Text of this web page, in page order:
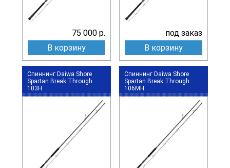
75 000 р.
В корзину
под заказ
В корзину
Спиннинг Daiwa Shore
Spartan Break Through
103H
Спиннинг Daiwa Shore
Spartan Break Through
106MH